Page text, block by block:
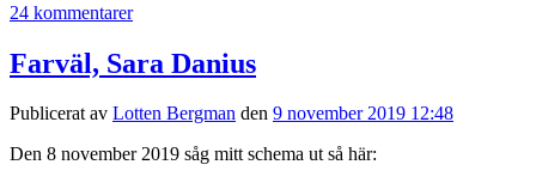
24 kommentarer
Farväl, Sara Danius
Publicerat av Lotten Bergman den 9 november 2019 12:48
Den 8 november 2019 såg mitt schema ut så här: